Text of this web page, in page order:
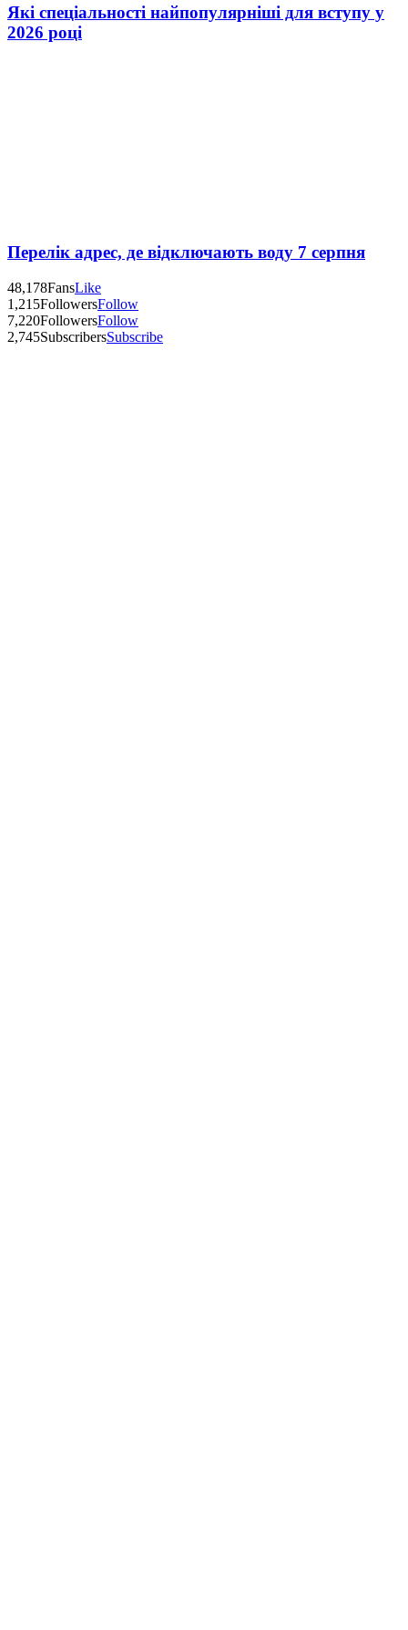
Які спеціальності найпопулярніші для вступу у
2026 році
Перелік адрес, де відключають воду 7 серпня
48,178FansLike
1,215FollowersFollow
7,220FollowersFollow
2,745SubscribersSubscribe